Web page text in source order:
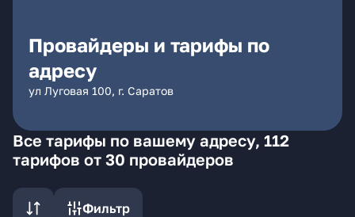
Провайдеры и тарифы по
адресу
ул Луговая 100, г. Саратов
Все тарифы по вашему адресу, 112
тарифов от 30 провайдеров
Фильтр